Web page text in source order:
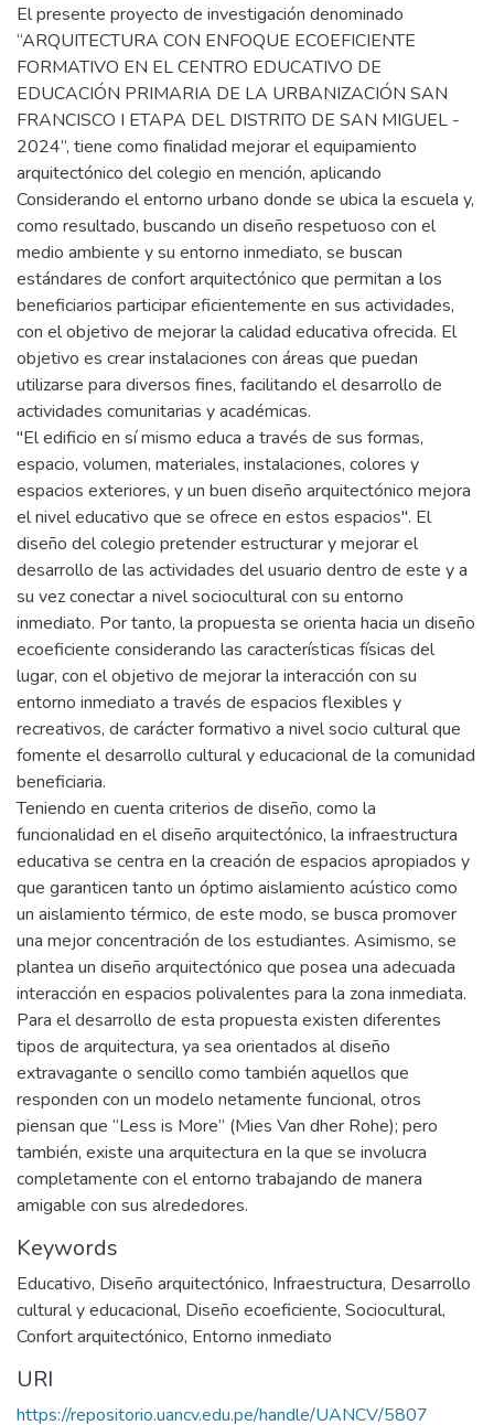
El presente proyecto de investigación denominado
“ARQUITECTURA CON ENFOQUE ECOEFICIENTE
FORMATIVO EN EL CENTRO EDUCATIVO DE
EDUCACIÓN PRIMARIA DE LA URBANIZACIÓN SAN
FRANCISCO I ETAPA DEL DISTRITO DE SAN MIGUEL -
2024”, tiene como finalidad mejorar el equipamiento
arquitectónico del colegio en mención, aplicando
Considerando el entorno urbano donde se ubica la escuela y,
como resultado, buscando un diseño respetuoso con el
medio ambiente y su entorno inmediato, se buscan
estándares de confort arquitectónico que permitan a los
beneficiarios participar eficientemente en sus actividades,
con el objetivo de mejorar la calidad educativa ofrecida. El
objetivo es crear instalaciones con áreas que puedan
utilizarse para diversos fines, facilitando el desarrollo de
actividades comunitarias y académicas.
"El edificio en sí mismo educa a través de sus formas,
espacio, volumen, materiales, instalaciones, colores y
espacios exteriores, y un buen diseño arquitectónico mejora
el nivel educativo que se ofrece en estos espacios". El
diseño del colegio pretender estructurar y mejorar el
desarrollo de las actividades del usuario dentro de este y a
su vez conectar a nivel sociocultural con su entorno
inmediato. Por tanto, la propuesta se orienta hacia un diseño
ecoeficiente considerando las características físicas del
lugar, con el objetivo de mejorar la interacción con su
entorno inmediato a través de espacios flexibles y
recreativos, de carácter formativo a nivel socio cultural que
fomente el desarrollo cultural y educacional de la comunidad
beneficiaria.
Teniendo en cuenta criterios de diseño, como la
funcionalidad en el diseño arquitectónico, la infraestructura
educativa se centra en la creación de espacios apropiados y
que garanticen tanto un óptimo aislamiento acústico como
un aislamiento térmico, de este modo, se busca promover
una mejor concentración de los estudiantes. Asimismo, se
plantea un diseño arquitectónico que posea una adecuada
interacción en espacios polivalentes para la zona inmediata.
Para el desarrollo de esta propuesta existen diferentes
tipos de arquitectura, ya sea orientados al diseño
extravagante o sencillo como también aquellos que
responden con un modelo netamente funcional, otros
piensan que “Less is More” (Mies Van dher Rohe); pero
también, existe una arquitectura en la que se involucra
completamente con el entorno trabajando de manera
amigable con sus alrededores.
Keywords
Educativo, Diseño arquitectónico, Infraestructura, Desarrollo
cultural y educacional, Diseño ecoeficiente, Sociocultural,
Confort arquitectónico, Entorno inmediato
URI
https://repositorio.uancv.edu.pe/handle/UANCV/5807